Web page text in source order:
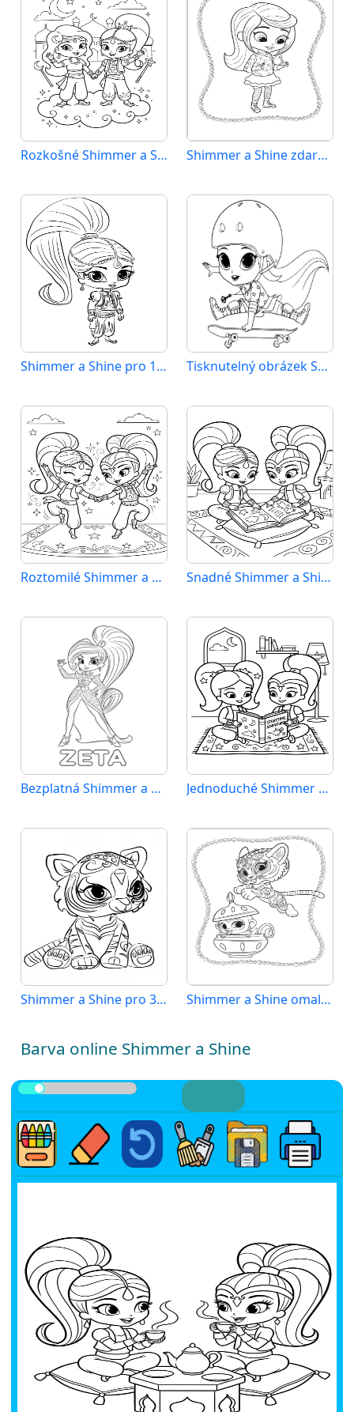
Rozkošné Shimmer a Shine Shimmer a Shine zdarma pro děti
Shimmer a Shine pro 1leté děti Tisknutelný obrázek Shimmer a Shine
Roztomilé Shimmer a Shine Snadné Shimmer a Shine
Bezplatná Shimmer a Shine k tisku Jednoduché Shimmer a Shine
Shimmer a Shine pro 3leté děti Shimmer a Shine omalovánka zdarma
Barva online Shimmer a Shine